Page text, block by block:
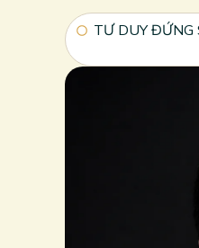
TƯ DUY ĐỨNG